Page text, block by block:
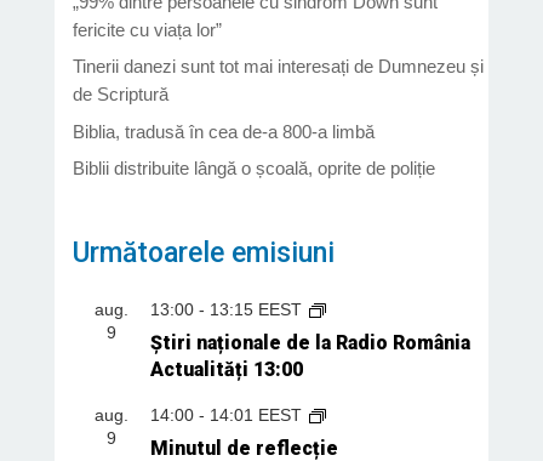
fericite cu viața lor”
Tinerii danezi sunt tot mai interesați de Dumnezeu și
de Scriptură
Biblia, tradusă în cea de-a 800-a limbă
Biblii distribuite lângă o școală, oprite de poliție
Următoarele emisiuni
aug.
9
13:00- 13:15 EEST
Știri naționale de la Radio România
Actualități 13:00
aug.
9
14:00- 14:01 EEST
Minutul de reflecție